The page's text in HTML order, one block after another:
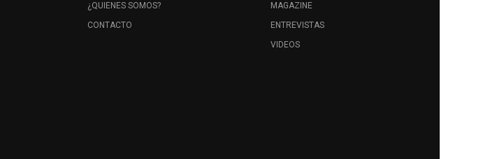
¿QUIENES SOMOS?
CONTACTO
MAGAZINE
ENTREVISTAS
VIDEOS